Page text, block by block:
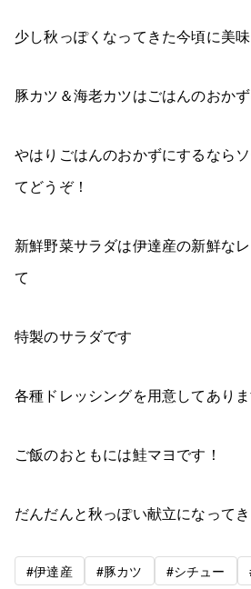
少し秋っぽくなってきた今頃に美
豚カツ＆海老カツはごはんのおかず
やはりごはんのおかずにするなら
てどうぞ！
新鮮野菜サラダは伊達産の新鮮な
て
特製のサラダです
各種ドレッシングを用意してありま
ご飯のおともには鮭マヨです！
だんだんと秋っぽい献立になって
#伊達産 #豚カツ #シチュー